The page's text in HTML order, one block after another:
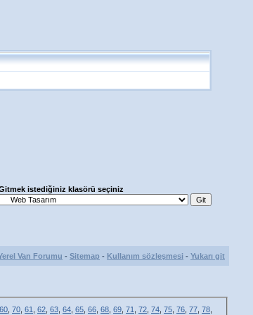
istediğiniz klasörü seçiniz
Van Forumu - Sitemap - Kullanım sözleşmesi - Yukarı git
60 70 61 62 63 64 65 66 68 69 71 72 74 75 76 77 78